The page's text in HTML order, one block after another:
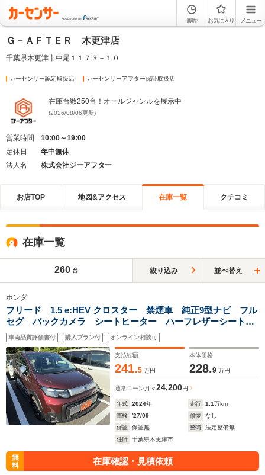
履歴 お気に入り メニュー
Ｇ－ＡＦＴＥＲ 木更津店
千葉県木更津市中尾１１７３－１０
カーセンサー認定取扱店 カーセンサーアフター保証取扱店
在庫台数250台！オールジャンルを展示中
(2026/08/06更新)
営業時間
10:00～19:00
定休日
年中無休
法人名
株式会社ジーアフター
お店TOP 地図&アクセス 在庫一覧 クチコミ
在庫一覧
260 台 絞り込み 並べ替え
ホンダ
フリード 1.5 e:HEV クロスター 禁煙車 純正9型ナビ フル
セグ バックカメラ シートヒーター ハーフレザーシート
ETC レーダークルーズコントロール オートエアコン オー
トライト スマートキー
車両品質評価書付 購入プラン付 オンライン相談可
支払総額
241.5 万円
本体価格
228.9 万円
通常ローン 月々24,200円
年式 2024年 走行 1.1万km
車検
'27/09 修復
なし
保証
保証無 整備
法定整備無
住所
千葉県木更津市
無
料
在庫確認・見積依頼